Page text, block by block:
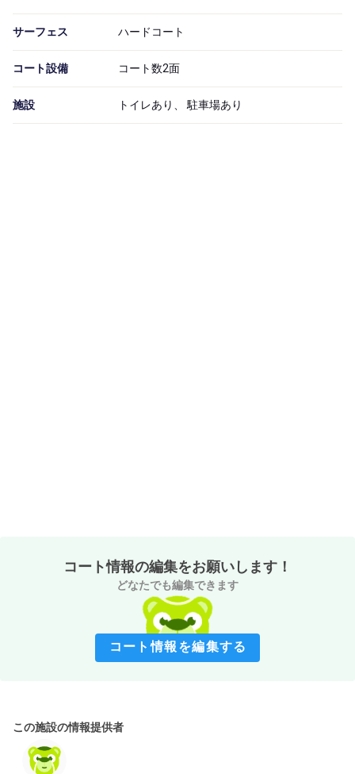
サーフェス ハードコート
コート設備 コート数2面
施設 トイレあり、 駐車場あり
コート情報の編集をお願いします！
どなたでも編集できます
コート情報を編集する
この施設の情報提供者